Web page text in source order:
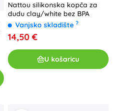
Nattou silikonska kopča za
dudu clay/white bez BPA
Vanjsko skladište ?
14,50 €
U košaricu